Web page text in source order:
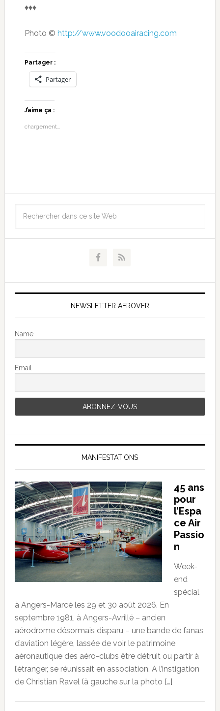
♦♦♦
Photo © http://www.voodooairacing.com
Partager :
Partager
J’aime ça :
chargement…
NEWSLETTER AEROVFR
Name
Email
MANIFESTATIONS
45 ans
pour
l’Espa
ce Air
Passio
n
Week-
end
spécial
à Angers-Marcé les 29 et 30 août 2026. En
septembre 1981, à Angers-Avrillé – ancien
aérodrome désormais disparu – une bande de fanas
d’aviation légère, lassée de voir le patrimoine
aéronautique des aéro-clubs être détruit ou partir à
l’étranger, se réunissait en association. A l’instigation
de Christian Ravel (à gauche sur la photo […]